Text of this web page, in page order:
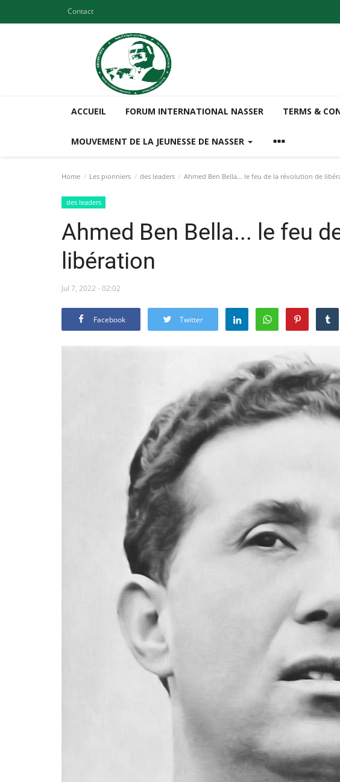
Contact
ACCUEIL FORUM INTERNATIONAL NASSER TERMS &
MOUVEMENT DE LA JEUNESSE DE NASSER
Home Les pionniers des leaders Ahmed Ben Bella... le feu de la révolution de
des leaders
Ahmed Ben Bella... le feu
libération
Jul 7, 2022 - 02:02
Facebook Twitter